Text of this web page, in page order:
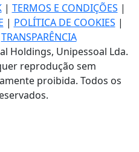
| TERMOS E CONDIÇÕES |
| POLÍTICA DE COOKIES |
TRANSPARÊNCIA
Holdings, Unipessoal Lda.
reprodução sem
proibida. Todos os